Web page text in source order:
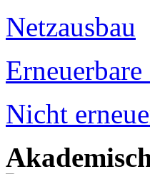
Netzausbau
Nicht